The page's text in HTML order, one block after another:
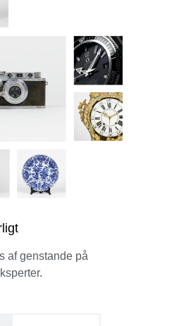
af genstande på